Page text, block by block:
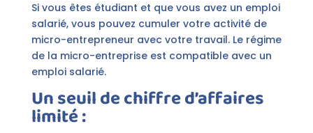
Si vous êtes étudiant et que vous avez un emploi
salarié, vous pouvez cumuler votre activité de
micro-entrepreneur avec votre travail. Le régime
de la micro-entreprise est compatible avec un
emploi salarié.
Un seuil de chiffre d’affaires
limité :